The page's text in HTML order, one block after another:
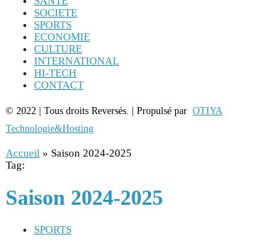
SOCIETE
SPORTS
ECONOMIE
CULTURE
INTERNATIONAL
HI-TECH
CONTACT
© 2022 | Tous droits Reversés. | Propulsé par OTIYA
Technologie&Hosting
Accueil » Saison 2024-2025
Tag:
Saison 2024-2025
SPORTS